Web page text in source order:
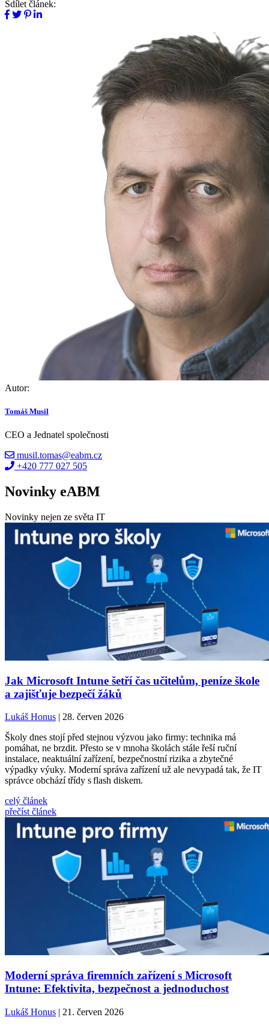
Sdílet článek:
Autor:
Tomáš Musil
CEO a Jednatel společnosti
musil.tomas@eabm.cz
+420 777 027 505
Novinky eABM
Novinky nejen ze světa IT
Jak Microsoft Intune šetří čas učitelům, peníze škole
a zajišťuje bezpečí žáků
Lukáš Honus | 28. červen 2026
Školy dnes stojí před stejnou výzvou jako firmy: technika má
pomáhat, ne brzdit. Přesto se v mnoha školách stále řeší ruční
instalace, neaktuální zařízení, bezpečnostní rizika a zbytečné
výpadky výuky. Moderní správa zařízení už ale nevypadá tak, že IT
správce obchází třídy s flash diskem.
celý článek
přečíst článek
Moderní správa firemních zařízení s Microsoft
Intune: Efektivita, bezpečnost a jednoduchost
Lukáš Honus | 21. červen 2026